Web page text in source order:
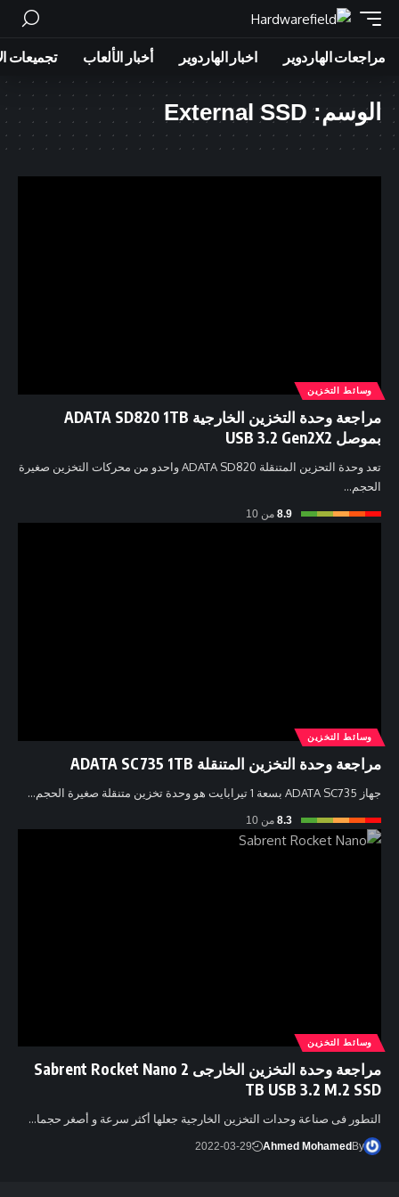
مراجعات الهاردوير اخبار الهاردوير أخبار الألعاب تجميعات
الوسم: External SSD
وسائط التخزين
مراجعة وحدة التخزين الخارجية ADATA SD820 1TB
بموصل USB 3.2 Gen2X2
تعد وحدة التحزين المتنقلة ADATA SD820 واحدو من محركات التخزين صغيرة
الحجم…
8.9 من 10
وسائط التخزين
مراجعة وحدة التخزين المتنقلة ADATA SC735 1TB
جهاز ADATA SC735 بسعة 1 تيرابايت هو وحدة تخزين متنقلة صغيرة الحجم…
8.3 من 10
وسائط التخزين
مراجعة وحدة التخزين الخارجى Sabrent Rocket Nano 2
TB USB 3.2 M.2 SSD
التطور فى صناعة وحدات التخزين الخارجية جعلها أكثر سرعة و أصغر حجما…
By
Ahmed Mohamed
2022-03-29